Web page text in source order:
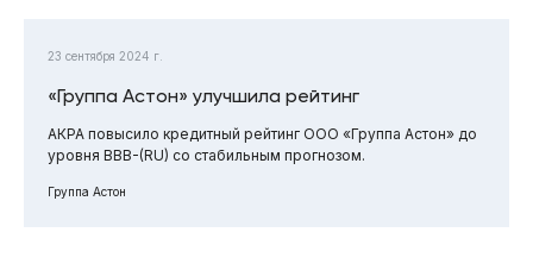
23 сентября 2024 г.
«Группа Астон» улучшила рейтинг
АКРА повысило кредитный рейтинг ООО «Группа Астон» до
уровня BBB-(RU) со стабильным прогнозом.
Группа Астон